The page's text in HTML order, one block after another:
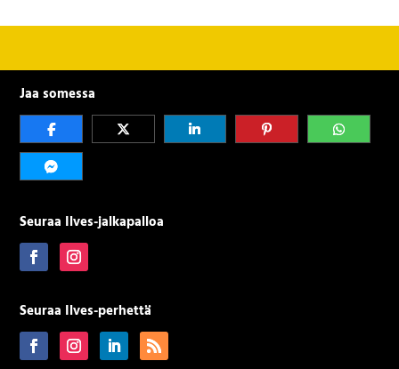
Jaa somessa
Seuraa Ilves-jalkapalloa
Seuraa Ilves-perhettä